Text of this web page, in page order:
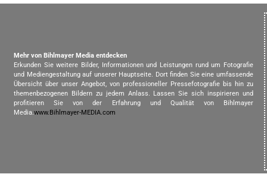
Mehr von Bihlmayer Media entdecken
Erkunden Sie weitere Bilder, Informationen und Leistungen rund um Fotografie
und Mediengestaltung auf unserer Hauptseite. Dort finden Sie eine umfassende
Übersicht über unser Angebot, von professioneller Pressefotografie bis hin zu
themenbezogenen Bildern zu jedem Anlass. Lassen Sie sich inspirieren und
profitieren Sie von der Erfahrung und Qualität von Bihlmayer
Media.www.Bihlmayer-MEDIA.com